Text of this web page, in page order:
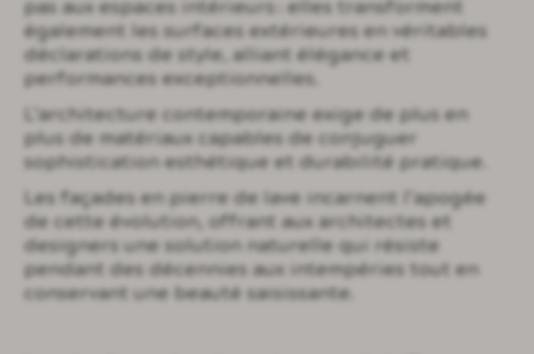
pas aux espaces intérieurs : elles transforment
également les surfaces extérieures en véritables
déclarations de style, alliant élégance et
performances exceptionnelles.
L’architecture contemporaine exige de plus en
plus de matériaux capables de conjuguer
sophistication esthétique et durabilité pratique.
Les façades en pierre de lave incarnent l’apogée
de cette évolution, offrant aux architectes et
designers une solution naturelle qui résiste
pendant des décennies aux intempéries tout en
conservant une beauté saisissante.